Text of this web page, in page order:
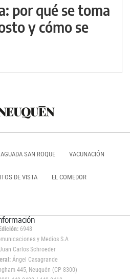
por qué se toma
y cómo se
SAN ROQUE VACUNACIÓN
DE VISTA EL COMEDOR
Edición: 6948
y Medios S.A
Carlos Schroeder
Ángel Casagrande
445, Neuquén (CP 8300)